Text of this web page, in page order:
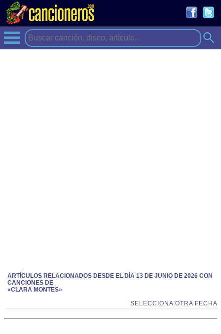
ARTÍCULOS RELACIONADOS DESDE EL DÍA 13 DE JUNIO DE 2026 CON
CANCIONES DE
«CLARA MONTES»
SELECCIONA OTRA FECHA